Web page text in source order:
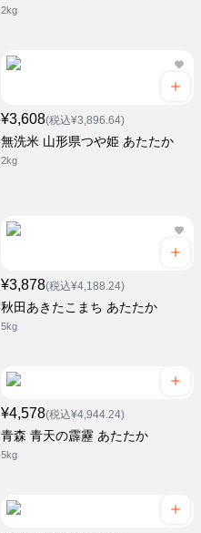
2kg
¥3,608(税込¥3,896.64)
無洗米 山形県つや姫 あたたか
2kg
¥3,878(税込¥4,188.24)
秋田あきたこまち あたたか
5kg
¥4,578(税込¥4,944.24)
青森 青天の霹靂 あたたか
5kg